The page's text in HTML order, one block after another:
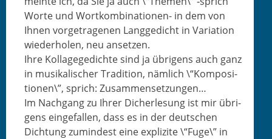
Worte und Wortkom­bi­na­tio­nen- in dem von
Ihnen vor­ge­tra­ge­nen Langgedicht in Vari­a­tion
wieder­holen, neu ansetzen.
Ihre Kol­lagegedichte sind ja übri­gens auch ganz
in musikalis­ch­er Tra­di­tion, näm­lich \“Kom­po­si­
tio­nen\”, sprich: Zusammensetzungen…
Im Nach­gang zu Ihrer Dicher­lesung ist mir übri­
gens einge­fall­en, dass es in der deutschen
Dich­tung zumin­d­est eine explizite \“Fuge\” in